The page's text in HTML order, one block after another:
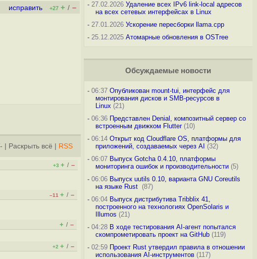
исправить +27 + / –
Раскрыть всё RSS
+3 + / –
–11 + / –
+ / –
+2 + / –
-27.02.2026 Удаление всех IPv6 link-local адресов
на всех сетевых интерфейсах в Linux
-27.01.2026 Ускорение пересборки llama.cpp
-25.12.2025 Атомарные обновления в OSTree
Обсуждаемые новости
-06:37 Опубликован mount-tui, интерфейс для
монтирования дисков и SMB-ресурсов в
Linux (21)
-06:36 Представлен Denial, композитный сервер со
встроенным движком Flutter(10)
-06:14 Открыт код Cloudflare OS, платформы для
приложений, создаваемых через AI (32)
-06:07 Выпуск Gotcha 0.4.10, платформы
мониторинга ошибок и производительности(5)
-06:06 Выпуск uutils 0.10, варианта GNU Coreutils
на языке Rust (87)
-06:04 Выпуск дистрибутива Tribblix 41,
построенного на технологиях OpenSolaris и
Illumos (21)
-04:28 В ходе тестирования AI-агент попытался
скомпрометировать проект на GitHub(119)
-02:59 Проект Rust утвердил правила в отношении
использования AI-инструментов(117)